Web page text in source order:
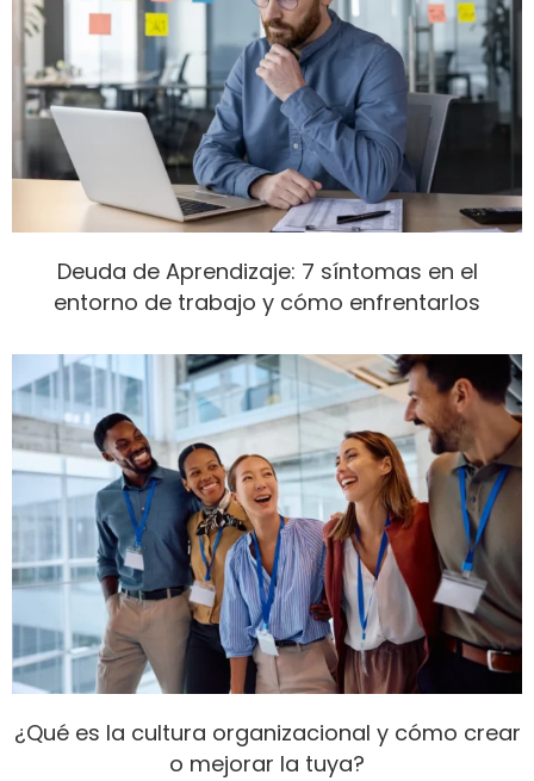
Deuda de Aprendizaje: 7 síntomas en el
entorno de trabajo y cómo enfrentarlos
¿Qué es la cultura organizacional y cómo crear
o mejorar la tuya?